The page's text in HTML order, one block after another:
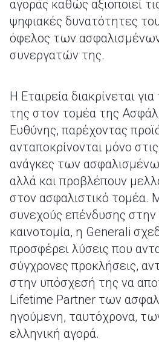
αγοράς καθώς αξιοποιεί
ψηφιακές δυνατότητες
όφελος των
συνεργατών της.
Η Εταιρεία διακρίνεται
της στον τομέα της
Ευθύνης, παρέχοντας
ανταποκρίνονται μόνο
ανάγκες των
αλλά και προβλέπουν
στον ασφαλιστικό τομέα.
συνεχούς επένδυσης στην
καινοτομία, η Generali
προσφέρει λύσεις που
σύγχρονες προκλήσεις,
στην υπόσχεσή της να
Lifetime Partner των
ηγούμενη, ταυτόχρονα,
ελληνική αγορά.